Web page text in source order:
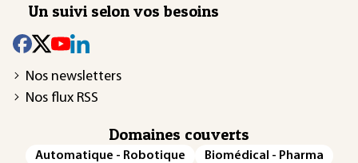
Un suivi selon vos besoins
Nos newsletters
Nos flux RSS
Domaines couverts
Automatique - Robotique
Biomédical - Pharma